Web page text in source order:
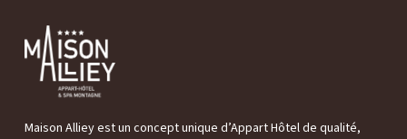
Maison Alliey est un concept unique d’Appart Hôtel de qualité,